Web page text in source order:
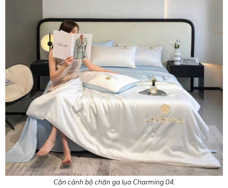
Cận cảnh bộ chăn ga lụa Charming 04.